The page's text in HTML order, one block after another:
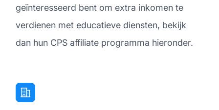
geïnteresseerd bent om extra inkomen te
verdienen met educatieve diensten, bekijk
dan hun CPS affiliate programma hieronder.